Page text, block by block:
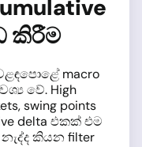
කිරීම
macro
වේ. High
swing points
delta එකක් එම
කියන filter